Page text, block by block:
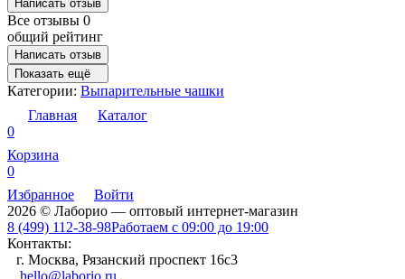
Написать отзыв
Все отзывы 0
общий рейтинг
Написать отзыв
Показать ещё
Категории: Выпарительные чашки
Главная
Каталог
0
Корзина
0
Избранное
Войти
2026 © Лаборио — оптовый интернет-магазин
8 (499) 112-38-98Работаем с 09:00 до 19:00
Контакты:
г. Москва, Рязанский проспект 16с3
hello@laborio.ru